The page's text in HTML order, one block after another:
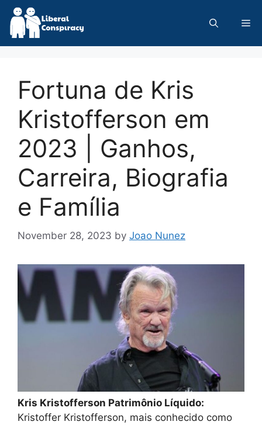
Skip
content
Fortuna de Kris
Kristofferson em
2023 | Ganhos,
Carreira, Biografia
e Família
November 28, 2023 by Joao Nunez
Kris Kristofferson Patrimônio Líquido:
Kristoffer Kristofferson, mais conhecido como